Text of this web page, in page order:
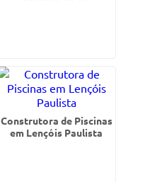
Construtora de Piscinas
em Lençóis Paulista